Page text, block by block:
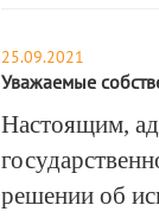
25.09.2021
Уважаемые
Настоящим,
решении об